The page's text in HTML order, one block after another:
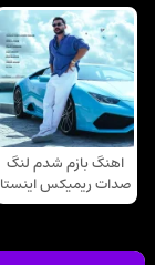
اهنگ بازم شدم لنگ
صدات ریمیکس اینستا